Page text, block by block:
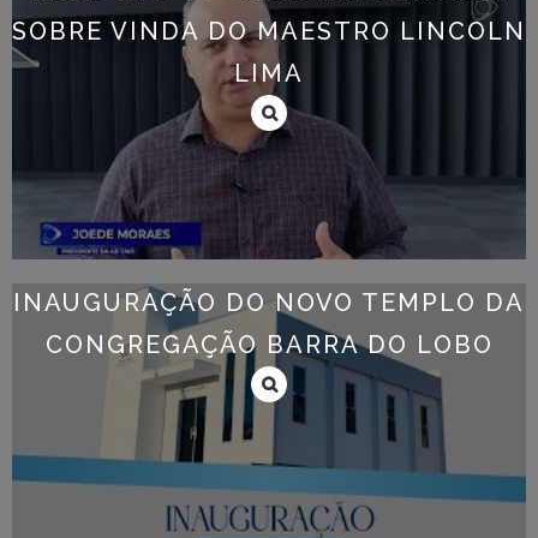
SOBRE VINDA DO MAESTRO LINCOLN
LIMA
INAUGURAÇÃO DO NOVO TEMPLO DA
CONGREGAÇÃO BARRA DO LOBO